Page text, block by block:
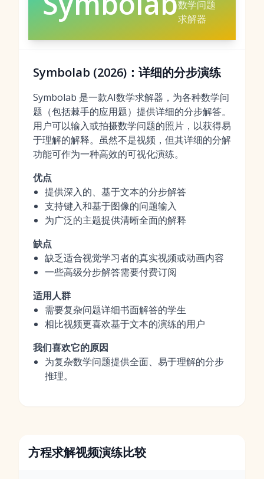
数学问题
求解器
Symbolab (2026)：详细的分步演练
Symbolab 是一款AI数学求解器，为各种数学问
题（包括棘手的应用题）提供详细的分步解答。
用户可以输入或拍摄数学问题的照片，以获得易
于理解的解释。虽然不是视频，但其详细的分解
功能可作为一种高效的可视化演练。
优点
提供深入的、基于文本的分步解答
支持键入和基于图像的问题输入
为广泛的主题提供清晰全面的解释
缺点
缺乏适合视觉学习者的真实视频或动画内容
一些高级分步解答需要付费订阅
适用人群
需要复杂问题详细书面解答的学生
相比视频更喜欢基于文本的演练的用户
我们喜欢它的原因
为复杂数学问题提供全面、易于理解的分步
推理。
方程求解视频演练比较